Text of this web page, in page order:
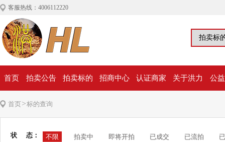
客服热线：4006112220
首页 拍卖公告 拍卖标的 招商中心 认证商家 关于洪力 公
首页>标的查询
状 态： 不限 拍卖中 即将开拍 已成交 已流拍